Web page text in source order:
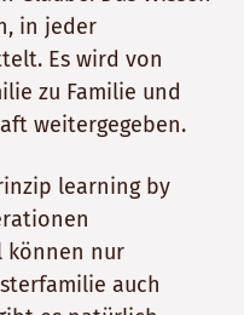
in jeder
Es wird von
zu Familie und
weitergegeben.
learning by
können nur
auch